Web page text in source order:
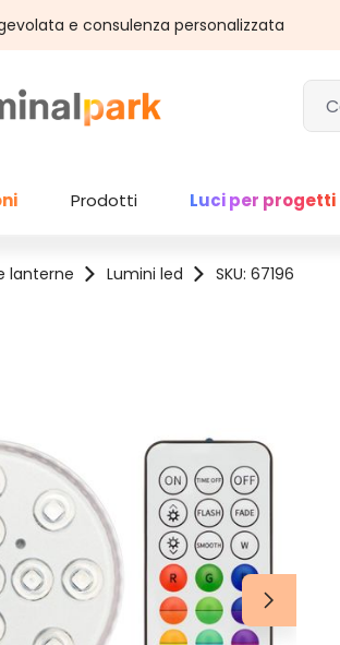
e consulenza personalizzata
Prodotti Luci per progetti
lanterne Lumini led SKU: 67196